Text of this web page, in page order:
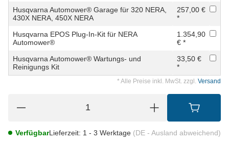
Husqvarna Automower® Garage für 320 NERA,
430X NERA, 450X NERA
257,00 €
*
Husqvarna EPOS Plug-In-Kit für NERA
Automower®
1.354,90
€ *
Husqvarna Automower® Wartungs- und
Reinigungs Kit
33,50 €
*
* Alle Preise inkl. MwSt. zzgl. Versand
VerfügbarLieferzeit: 1 - 3 Werktage (DE - Ausland abweichend)